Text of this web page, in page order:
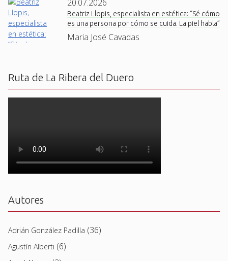
20.07.2026
Beatriz Llopis, especialista en estética: “Sé cómo
es una persona por cómo se cuida. La piel habla”
Maria José Cavadas
Ruta de La Ribera del Duero
Autores
Adrián González Padilla (36)
Agustín Alberti (6)